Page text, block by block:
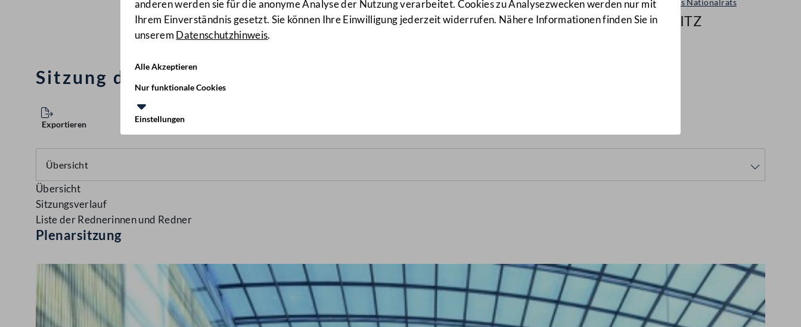
anderen werden sie für die anonyme Analyse der Nutzung verarbeitet. Cookies zu Analysezwecken werden nur mit
Ihrem Einverständnis gesetzt. Sie können Ihre Einwilligung jederzeit widerrufen. Nähere Informationen finden Sie in
unserem Datenschutzhinweis.
Alle Akzeptieren
Nur funktionale Cookies
Einstellungen
Sitzungen des Nationalrats
43/NRSITZ
Sitzung des Nationalrates am 30. Oktober 2000
Exportieren
Übersicht
Sitzungsverlauf
Liste der Rednerinnen und Redner
Plenarsitzung